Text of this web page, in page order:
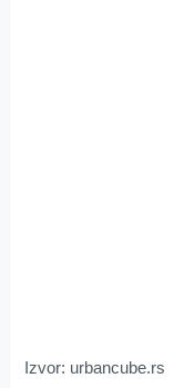
Izvor: urbancube.rs